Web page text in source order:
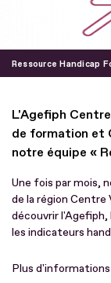
Ressource Handicap
L'Agefiph
de formation et
notre équipe «
Une fois par mois,
de la région Centre
découvrir
les indicateurs
Plus d'informations